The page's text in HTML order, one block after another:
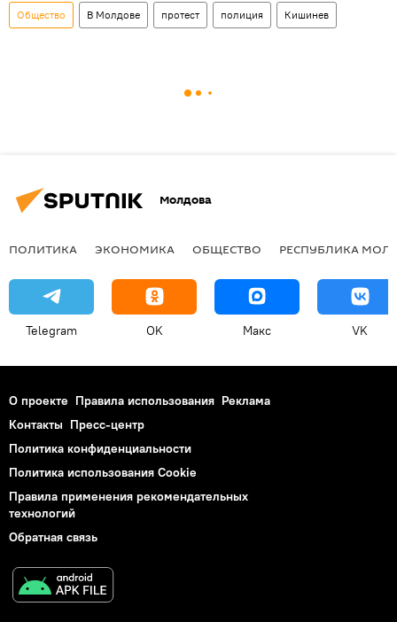
Общество В Молдове протест полиция Кишинев
Молдова
ПОЛИТИКА ЭКОНОМИКА ОБЩЕСТВО РЕСПУБЛИКА
Telegram OK Макс VK
О проекте Правила использования Реклама
Контакты Пресс-центр
Политика конфиденциальности
Политика использования Cookie
Правила применения рекомендательных
технологий
Обратная связь